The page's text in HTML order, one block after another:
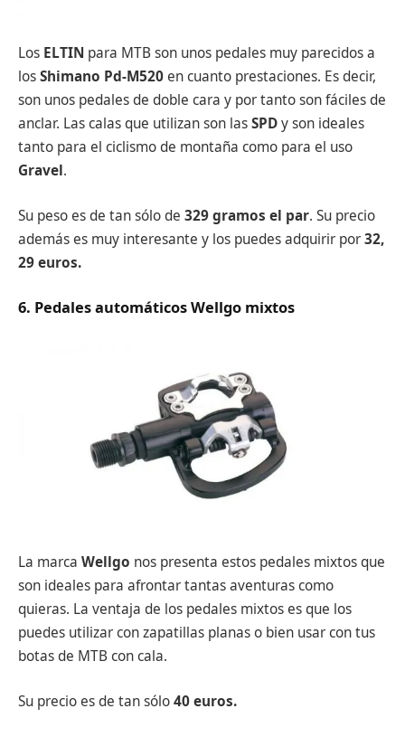
Los ELTIN para MTB son unos pedales muy parecidos a
losShimano Pd-M520en cuanto prestaciones. Es decir,
son unos pedales de doble cara y por tanto son fáciles de
anclar. Las calas que utilizan son lasSPDy son ideales
tanto para el ciclismo de montaña como para el uso
Gravel.
Su peso es de tan sólo de 329 gramos el par. Su precio
además es muy interesante y los puedes adquirir por32,
29 euros.
6. Pedales automáticos Wellgo mixtos
La marca Wellgo nos presenta estos pedales mixtos que
son ideales para afrontar tantas aventuras como
quieras. La ventaja de los pedales mixtos es que los
puedes utilizar con zapatillas planas o bien usar con tus
botas de MTB con cala.
Su precio es de tan sólo40 euros.